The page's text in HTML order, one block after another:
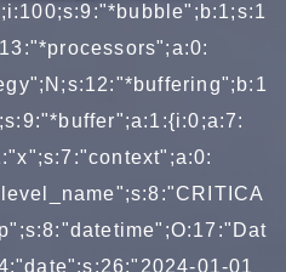
01-01